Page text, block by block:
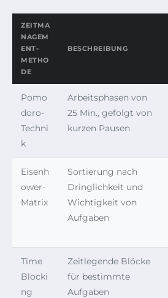
ZEITMA
NAGEM
ENT-
METHO
DE
BESCHREIBUNG
Pomo
doro-
Techni
k
Arbeitsphasen von
25 Min., gefolgt von
kurzen Pausen
Eisenh
ower-
Matrix
Sortierung nach
Dringlichkeit und
Wichtigkeit von
Aufgaben
Time
Blocki
ng
Zeitlegende Blöcke
für bestimmte
Aufgaben